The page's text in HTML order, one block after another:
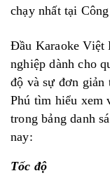
chạy nhất tại
Đầu Karaoke Việt
nghiệp dành cho
độ và sự đơn giản
Phú tìm hiểu xem
trong bảng danh
nay:
Tốc độ